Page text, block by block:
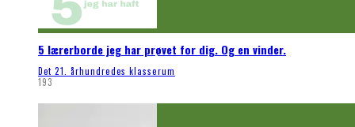
5 lærerborde jeg har prøvet for dig. Og en vinder.
Det 21. århundredes klasserum
193